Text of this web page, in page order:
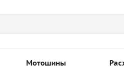
Мотошины